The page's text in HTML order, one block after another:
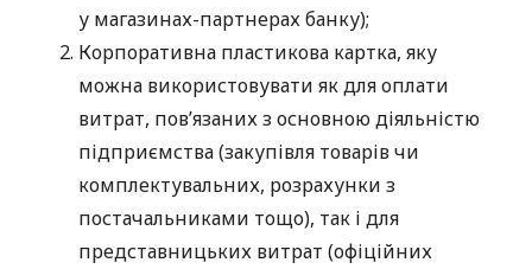
у магазинах-партнерах банку);
Корпоративна пластикова картка, яку
можна використовувати як для оплати
витрат, пов’язаних з основною діяльністю
підприємства (закупівля товарів чи
комплектувальних, розрахунки з
постачальниками тощо), так і для
представницьких витрат (офіційних